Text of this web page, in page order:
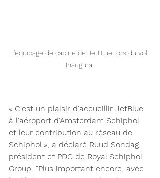
L'équipage de cabine de JetBlue lors du vol
Inaugural
« C'est un plaisir d'accueillir JetBlue
à l'aéroport d'Amsterdam Schiphol
et leur contribution au réseau de
Schiphol », a déclaré Ruud Sondag,
président et PDG de Royal Schiphol
Group. "Plus important encore, avec